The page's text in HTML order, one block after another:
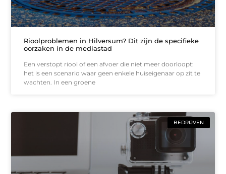
Rioolproblemen in Hilversum? Dit zijn de specifieke
oorzaken in de mediastad
Een verstopt riool of een afvoer die niet meer doorloopt:
het is een scenario waar geen enkele huiseigenaar op zit te
wachten. In een groene
BEDRIJVEN